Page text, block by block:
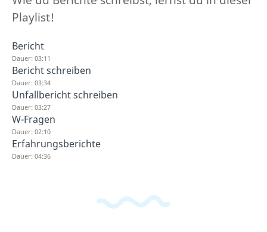
Playlist!
Bericht
Dauer: 03:11
Bericht schreiben
Dauer: 03:34
Unfallbericht schreiben
Dauer: 03:27
W-Fragen
Dauer: 02:10
Erfahrungsberichte
Dauer: 04:36